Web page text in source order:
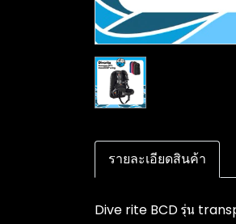
รายละเอียดสินค้า
Dive rite BCD รุ่น